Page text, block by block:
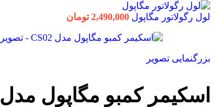
لول رگولاتور مگاپول 2,490,000 تومان
بزرگنمایی تصویر
اسکیمر کمبو مگاپول مدل CS02